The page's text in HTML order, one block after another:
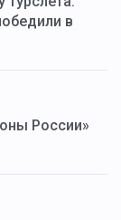
в
России»